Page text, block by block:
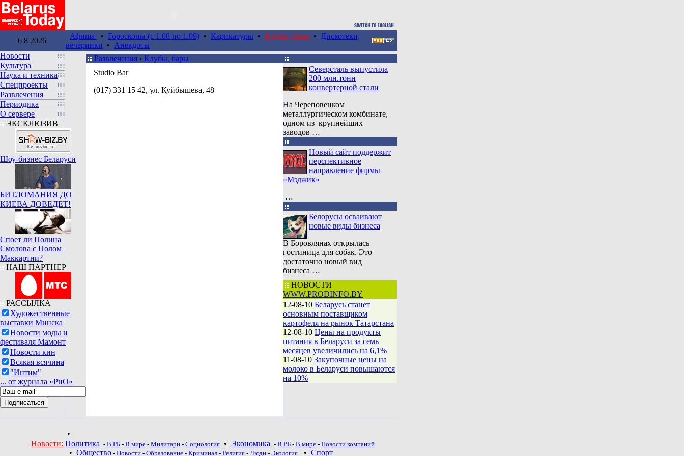
6 8 2026
Афиша • Гороскопы (c 1.08 по 1.09) • Карикатуры • Клубы, бары •
Дискотеки,
вечеринки • Анекдоты
Новости
Культура
Наука и техника
Спецпроекты
Развлечения
Периодика
О сервере
ЭКСКЛЮЗИВ
Шоу-бизнес Беларуси
БИТЛОМАНИЯ ДО
КИЕВА ДОВЕДЕТ!
Споет ли Полина
Смолова с Полом
Маккартни?
НАШ ПАРТНЕР
РАССЫЛКА
Художественные
выставки Минска
Новости моды и
фестиваля Мамонт
Новости кин
Всякая всячина
"Интим"
... от журнала «РиО»
Развлечения › Клубы, бары
Studio Bar
(017) 331 15 42, ул. Куйбышева, 48
Северсталь выпустила
200 млн.тонн
конвертерной стали
На Череповецком
металлургическом комбинате,
одном из крупнейших
заводов …
Новый сайт поддержит
перспективное
направление фирмы
«Мэджик»
…
Белорусы осваивают
новые виды бизнеса
В Боровлянах открылась
гостиница для собак. Это
достаточно новый вид
бизнеса …
НОВОСТИ
WWW.PRODINFO.BY
12-08-10 Беларусь станет
основным поставщиком
картофеля на рынок Татарстана
12-08-10 Цены на продукты
питания в Беларуси за семь
месяцев увеличились на 6,1%
11-08-10 Закупочные цены на
молоко в Беларуси повышаются
на 10%
•
Новости: Политика - В РБ - В мире - Милитари - Социология • Экономика - В РБ - В мире - Новости компаний
• Общество - Новости - Образование - Криминал - Религия - Люди - Экология • Спорт